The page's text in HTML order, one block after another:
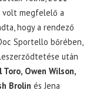
volt megfelelő a
hogy a rendező
Sportello bőrében,
után
Toro, Owen Wilson,
Brolin és Jena